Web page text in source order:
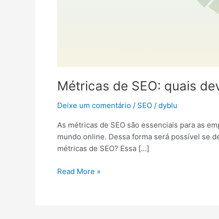
Métricas de SEO: quais
Deixe um comentário / SEO / dyblu
As métricas de SEO são essenciais para as
mundo online. Dessa forma será possível se
métricas de SEO? Essa […]
Read More »